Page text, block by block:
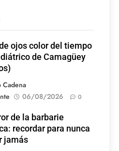
ojos color del tiempo
de Camagüey
Cadena
06/08/2026 0
de la barbarie
recordar para nunca
jamás